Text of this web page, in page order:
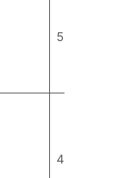
5 bis 7
4 bis 6